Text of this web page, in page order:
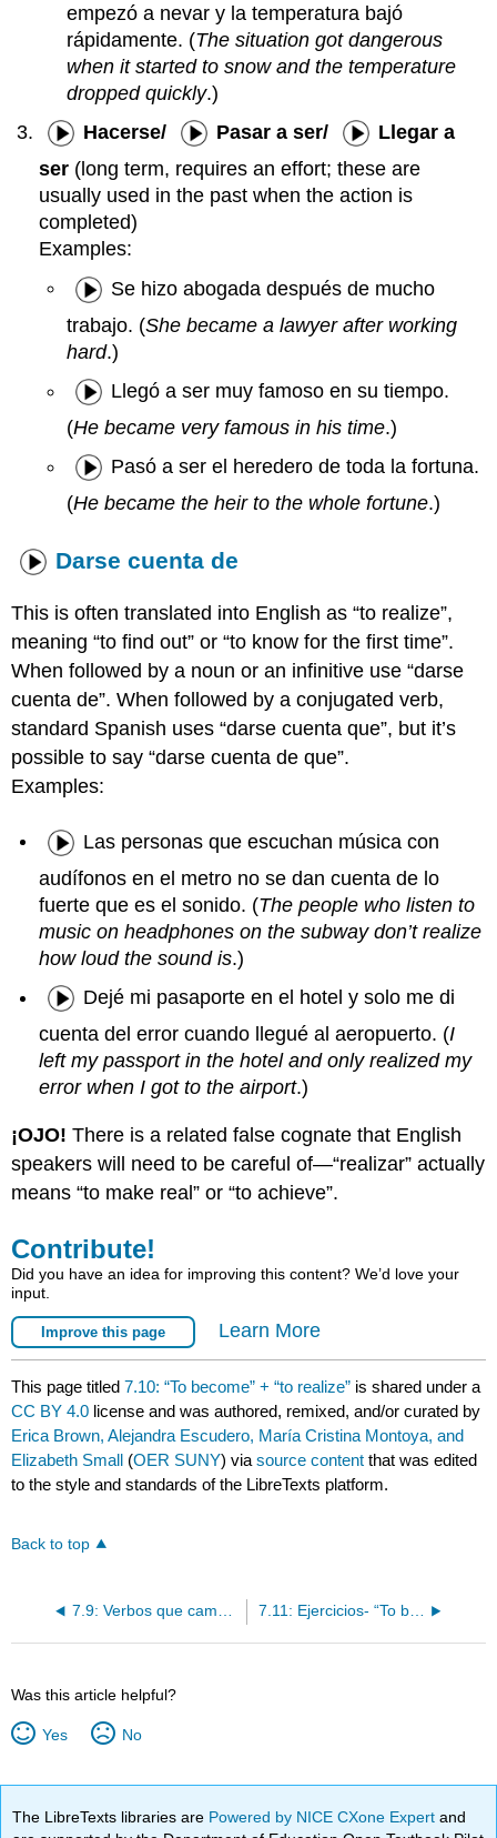
empezó a nevar y la temperatura bajó
rápidamente. (The situation got dangerous
when it started to snow and the temperature
dropped quickly.)
Hacerse/
Pasar a ser/
Llegar a
ser (long term, requires an effort; these are
usually used in the past when the action is
completed)
Examples:
Se hizo abogada después de mucho
trabajo. (She became a lawyer after working
hard.)
Llegó a ser muy famoso en su tiempo.
(He became very famous in his time.)
Pasó a ser el heredero de toda la fortuna.
(He became the heir to the whole fortune.)
Darse cuenta de
This is often translated into English as “to realize”,
meaning “to find out” or “to know for the first time”.
When followed by a noun or an infinitive use “darse
cuenta de”. When followed by a conjugated verb,
standard Spanish uses “darse cuenta que”, but it’s
possible to say “darse cuenta de que”.
Examples:
Las personas que escuchan música con
audífonos en el metro no se dan cuenta de lo
fuerte que es el sonido. (The people who listen to
music on headphones on the subway don’t realize
how loud the sound is.)
Dejé mi pasaporte en el hotel y solo me di
cuenta del error cuando llegué al aeropuerto. (I
left my passport in the hotel and only realized my
error when I got to the airport.)
¡OJO! There is a related false cognate that English
speakers will need to be careful of—“realizar” actually
means “to make real” or “to achieve”.
Contribute!
Did you have an idea for improving this content? We’d love your
input.
Improve this page Learn More
This page titled7.10: “To become” + “to realize” is shared under a
CC BY 4.0 license and was authored, remixed, and/or curated by
Erica Brown, Alejandra Escudero, María Cristina Montoya, and
Elizabeth Small (OER SUNY) viasource content that was edited
to the style and standards of the LibreTexts platform.
Back to top
7.9: Verbos que cambian de significado en el pretérito 7.11: Ejercicios- “To become” + “to realize”
Was this article helpful?
Yes No
The LibreTexts libraries are Powered by NICE CXone Expertand